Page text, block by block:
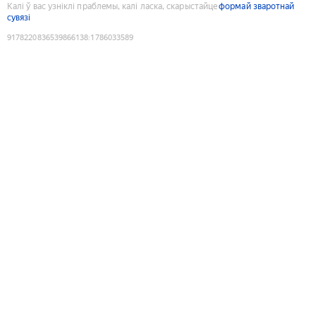
Калі ў вас узніклі праблемы, калі ласка, скарыстайцеформай зваротнай
сувязі
9178220836539866138:1786033589